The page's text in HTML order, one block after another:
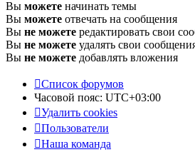
Вы можете начинать темы
Вы можете отвечать на сообщения
Вы не можете редактировать свои
Вы не можете удалять свои
Вы не можете добавлять вложения
Список форумов
Часовой пояс: UTC+03:00
Удалить cookies
Пользователи
Наша команда